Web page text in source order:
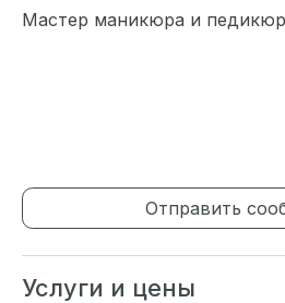
Мастер маникюра и
Отправить
Услуги и цены